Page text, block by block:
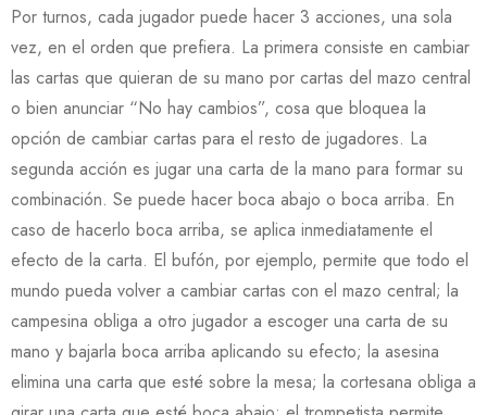
Por turnos, cada jugador puede hacer 3 acciones, una sola
vez, en el orden que prefiera. La primera consiste en cambiar
las cartas que quieran de su mano por cartas del mazo central
o bien anunciar “No hay cambios”, cosa que bloquea la
opción de cambiar cartas para el resto de jugadores. La
segunda acción es jugar una carta de la mano para formar su
combinación. Se puede hacer boca abajo o boca arriba. En
caso de hacerlo boca arriba, se aplica inmediatamente el
efecto de la carta. El bufón, por ejemplo, permite que todo el
mundo pueda volver a cambiar cartas con el mazo central; la
campesina obliga a otro jugador a escoger una carta de su
mano y bajarla boca arriba aplicando su efecto; la asesina
elimina una carta que esté sobre la mesa; la cortesana obliga a